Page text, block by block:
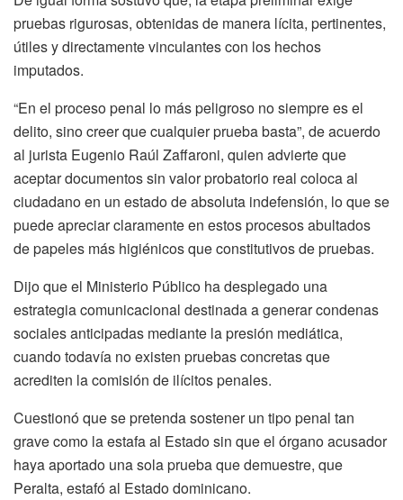
pruebas rigurosas, obtenidas de manera lícita, pertinentes,
útiles y directamente vinculantes con los hechos
imputados.
“En el proceso penal lo más peligroso no siempre es el
delito, sino creer que cualquier prueba basta”, de acuerdo
al jurista Eugenio Raúl Zaffaroni, quien advierte que
aceptar documentos sin valor probatorio real coloca al
ciudadano en un estado de absoluta indefensión, lo que se
puede apreciar claramente en estos procesos abultados
de papeles más higiénicos que constitutivos de pruebas.
Dijo que el Ministerio Público ha desplegado una
estrategia comunicacional destinada a generar condenas
sociales anticipadas mediante la presión mediática,
cuando todavía no existen pruebas concretas que
acrediten la comisión de ilícitos penales.
Cuestionó que se pretenda sostener un tipo penal tan
grave como la estafa al Estado sin que el órgano acusador
haya aportado una sola prueba que demuestre, que
Peralta, estafó al Estado dominicano.